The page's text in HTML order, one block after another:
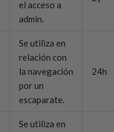
el acceso a
admin.
Se utiliza en
relación con
la navegación
por un
escaparate.
24h
Se utiliza en